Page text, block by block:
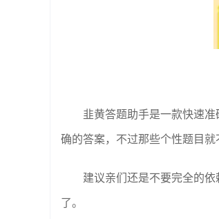
韭黄答题助手是一款快速
确的答案，不过那些个性题目就
建议亲们还是不要完全的
了。